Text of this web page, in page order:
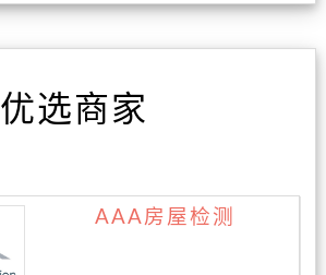
优选商家
AAA房屋检测